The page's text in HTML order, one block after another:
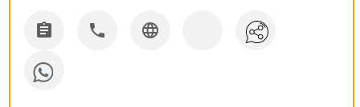
  